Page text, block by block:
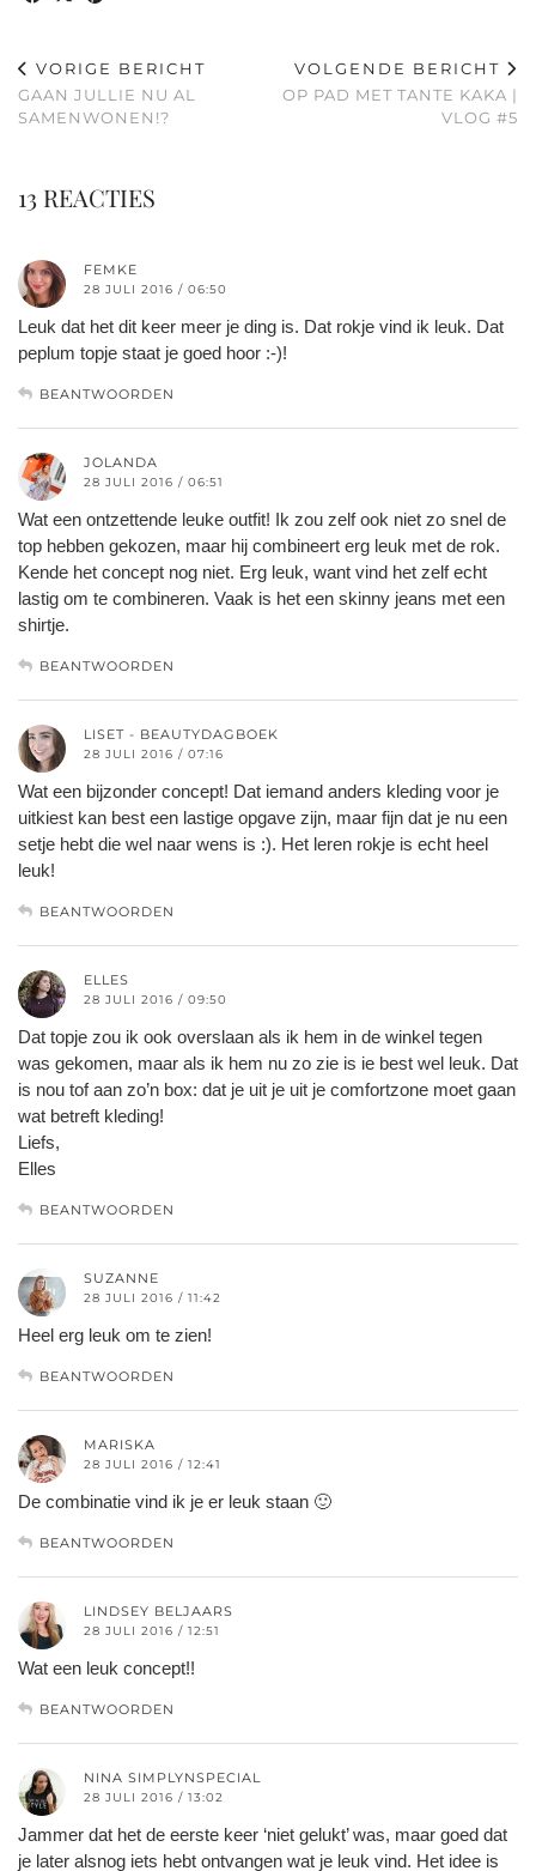
VORIGE BERICHT
GAAN JULLIE NU AL
SAMENWONEN!?
VOLGENDE BERICHT
OP PAD MET TANTE KAKA |
VLOG #5
13 REACTIES
FEMKE
28 JULI 2016 / 06:50
Leuk dat het dit keer meer je ding is. Dat rokje vind ik leuk. Dat
peplum topje staat je goed hoor :-)!
BEANTWOORDEN
JOLANDA
28 JULI 2016 / 06:51
Wat een ontzettende leuke outfit! Ik zou zelf ook niet zo snel de
top hebben gekozen, maar hij combineert erg leuk met de rok.
Kende het concept nog niet. Erg leuk, want vind het zelf echt
lastig om te combineren. Vaak is het een skinny jeans met een
shirtje.
BEANTWOORDEN
LISET - BEAUTYDAGBOEK
28 JULI 2016 / 07:16
Wat een bijzonder concept! Dat iemand anders kleding voor je
uitkiest kan best een lastige opgave zijn, maar fijn dat je nu een
setje hebt die wel naar wens is :). Het leren rokje is echt heel
leuk!
BEANTWOORDEN
ELLES
28 JULI 2016 / 09:50
Dat topje zou ik ook overslaan als ik hem in de winkel tegen
was gekomen, maar als ik hem nu zo zie is ie best wel leuk. Dat
is nou tof aan zo’n box: dat je uit je uit je comfortzone moet gaan
wat betreft kleding!
Liefs,
Elles
BEANTWOORDEN
SUZANNE
28 JULI 2016 / 11:42
Heel erg leuk om te zien!
BEANTWOORDEN
MARISKA
28 JULI 2016 / 12:41
De combinatie vind ik je er leuk staan 🙂
BEANTWOORDEN
LINDSEY BELJAARS
28 JULI 2016 / 12:51
Wat een leuk concept!!
BEANTWOORDEN
NINA SIMPLYNSPECIAL
28 JULI 2016 / 13:02
Jammer dat het de eerste keer ‘niet gelukt’ was, maar goed dat
je later alsnog iets hebt ontvangen wat je leuk vind. Het idee is